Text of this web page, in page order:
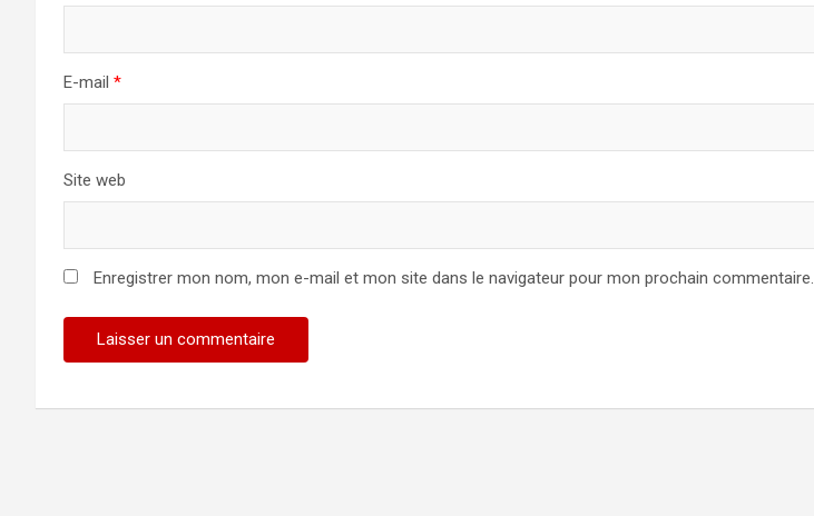
E-mail *
Site web
Enregistrer mon nom, mon e-mail et mon site dans le navigateur pour mon prochain commentaire.